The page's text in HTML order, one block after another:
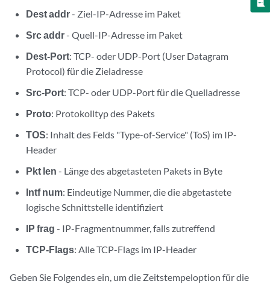
Dest addr- Ziel-IP-Adresse im Paket
Src addr- Quell-IP-Adresse im Paket
Dest-Port: TCP- oder UDP-Port (User Datagram
Protocol) für die Zieladresse
Src-Port: TCP- oder UDP-Port für die Quelladresse
Proto: Protokolltyp des Pakets
TOS: Inhalt des Felds "Type-of-Service" (ToS) im IP-
Header
Pkt len - Länge des abgetasteten Pakets in Byte
Intf num: Eindeutige Nummer, die die abgetastete
logische Schnittstelle identifiziert
IP frag - IP-Fragmentnummer, falls zutreffend
TCP-Flags: Alle TCP-Flags im IP-Header
Geben Sie Folgendes ein, um die Zeitstempeloption für die